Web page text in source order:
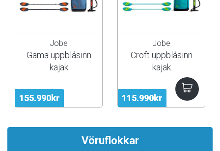
155.990kr
Jobe
Gama uppblásinn
kajak
115.990kr
Jobe
Croft uppblásinn
kajak
Vöruflokkar